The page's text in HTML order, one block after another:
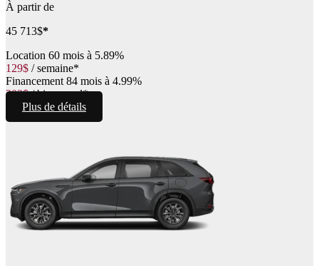
À partir de
45 713$*
Location 60 mois à 5.89%
129$ /semaine*
Financement 84 mois à 4.99%
303$ /bimensuel*
Plus de détails